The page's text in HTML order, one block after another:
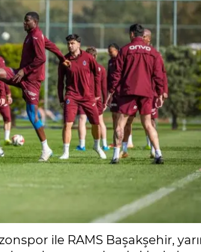
ile RAMS Başakşehir,